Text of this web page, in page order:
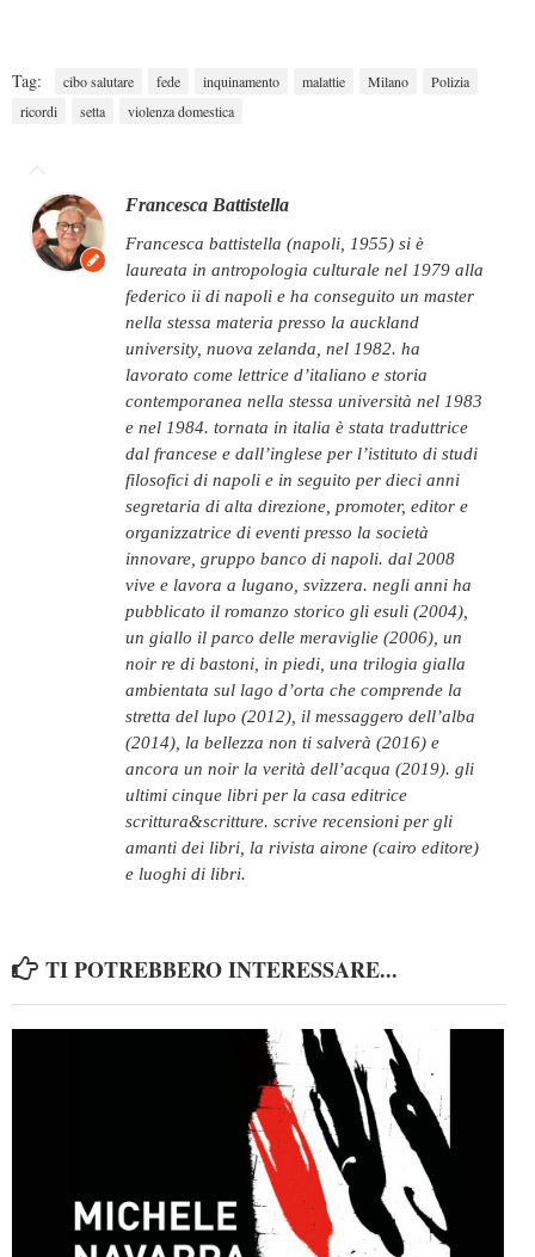
Tag: cibo salutare fede inquinamento malattie Milano
Polizia
ricordi
setta violenza domestica
Francesca Battistella
francesca battistella (napoli, 1955) si è
laureata in antropologia culturale nel 1979 alla
federico ii di napoli e ha conseguito un master
nella stessa materia presso la auckland
university, nuova zelanda, nel 1982. ha
lavorato come lettrice d’italiano e storia
contemporanea nella stessa università nel 1983
e nel 1984. tornata in italia è stata traduttrice
dal francese e dall’inglese per l’istituto di studi
filosofici di napoli e in seguito per dieci anni
segretaria di alta direzione, promoter, editor e
organizzatrice di eventi presso la società
innovare, gruppo banco di napoli. dal 2008
vive e lavora a lugano, svizzera. negli anni ha
pubblicato il romanzo storico gli esuli (2004),
un giallo il parco delle meraviglie (2006), un
noir re di bastoni, in piedi, una trilogia gialla
ambientata sul lago d’orta che comprende la
stretta del lupo (2012), il messaggero dell’alba
(2014), la bellezza non ti salverà (2016) e
ancora un noir la verità dell’acqua (2019). gli
ultimi cinque libri per la casa editrice
scrittura&scritture. scrive recensioni per gli
amanti dei libri, la rivista airone (cairo editore)
e luoghi di libri.
TI POTREBBERO INTERESSARE...